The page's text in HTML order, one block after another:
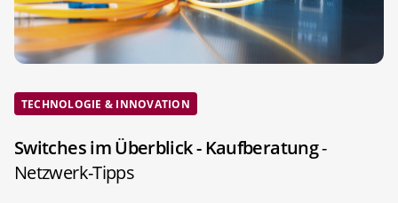
TECHNOLOGIE & INNOVATION
Switches im Überblick - Kaufberatung-
Netzwerk-Tipps